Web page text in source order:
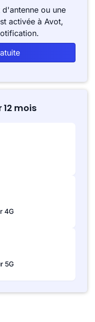
ou une
activée à Avot,
mois
4G
5G